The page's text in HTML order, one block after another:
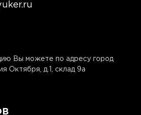
Вы можете по адресу город
Октября, д.1, склад 9а